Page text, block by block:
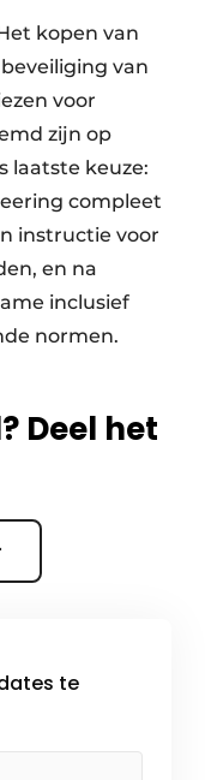
kopen van
van
voor
zijn op
laatste keuze:
compleet
instructie voor
en na
inclusief
normen.
Deel het
te